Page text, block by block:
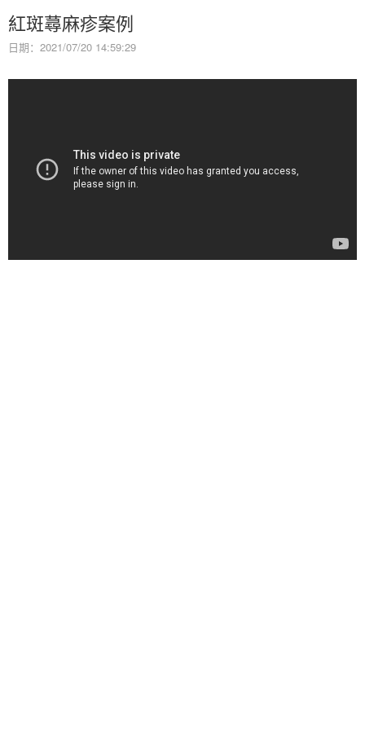
紅斑蕁麻疹案例
日期：2021/07/20 14:59:29